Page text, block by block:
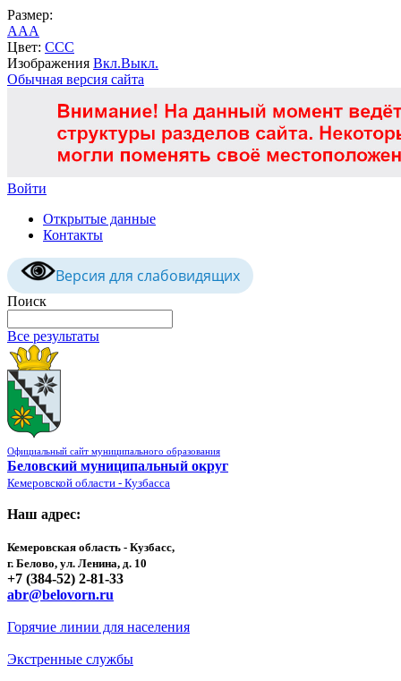
Размер:
AAA
Цвет: CCC
Изображения Вкл.Выкл.
Обычная версия сайта
Войти
Открытые данные
Контакты
Версия для слабовидящих
Поиск
Все результаты
Официальный сайт муниципального образования
Беловский муниципальный округ
Кемеровской области - Кузбасса
Наш адрес:
Кемеровская область - Кузбасс,
г. Белово, ул. Ленина, д. 10
+7 (384-52) 2-81-33
abr@belovorn.ru
Горячие линии для населения
Экстренные службы